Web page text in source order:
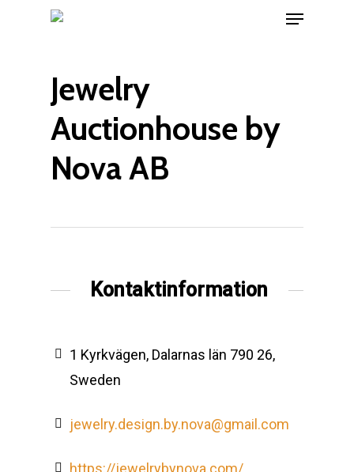
Menu
Jewelry
Auctionhouse by
Nova AB
Kontaktinformation
1 Kyrkvägen, Dalarnas län 790 26,
Sweden
jewelry.design.by.nova@gmail.com
https://jewelrybynova.com/